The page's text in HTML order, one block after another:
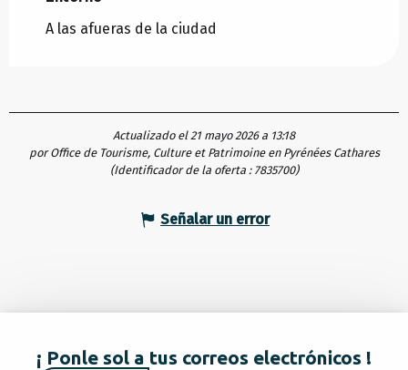
A las afueras de la ciudad
Actualizado el 21 mayo 2026 a 13:18
por Office de Tourisme, Culture et Patrimoine en Pyrénées Cathares
(Identificador de la oferta : 7835700)
Señalar un error
¡ Ponle sol a tus correos electrónicos !